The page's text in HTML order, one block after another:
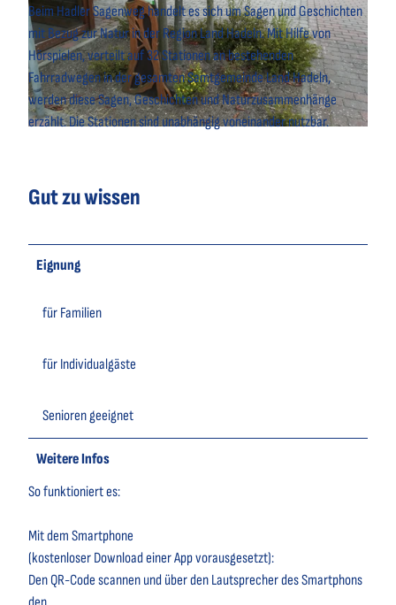
© A. Brüning | CC-BY
Beim Hadler Sagenweg handelt es sich um Sagen und Geschichten
mit Bezug zur Natur in der Region Land Hadeln. Mit Hilfe von
Hörspielen, verteilt auf 32 Stationen an bestehenden
Fahrradwegen in der gesamten Samtgemeinde Land Hadeln,
werden diese Sagen, Geschichten und Naturzusammenhänge
erzählt. Die Stationen sind unabhängig voneinander nutzbar.
Gut zu wissen
Eignung
für Familien
für Individualgäste
Senioren geeignet
Weitere Infos
So funktioniert es:
Mit dem Smartphone
(kostenloser Download einer App vorausgesetzt):
Den QR-Code scannen und über den Lautsprecher des Smartphons